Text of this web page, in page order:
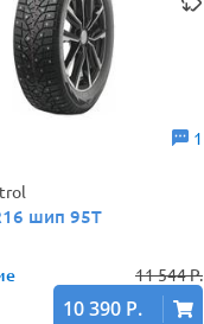
1
шип 95T
11 544 Р.
10 390 Р.